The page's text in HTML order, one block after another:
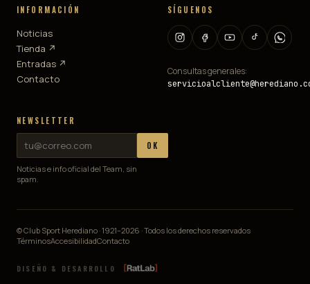
INFORMACIÓN
Noticias
Tienda ↗
Entradas ↗
Contacto
SÍGUENOS
Consultas generales:
NEWSLETTER
OK
Noticias e info oficial del Team, sin
spam.
© Club Sport Herediano · 1921–2026 · Todos los derechos reservados
TérminosAccesibilidadContacto
DISEÑO & DESARROLLO